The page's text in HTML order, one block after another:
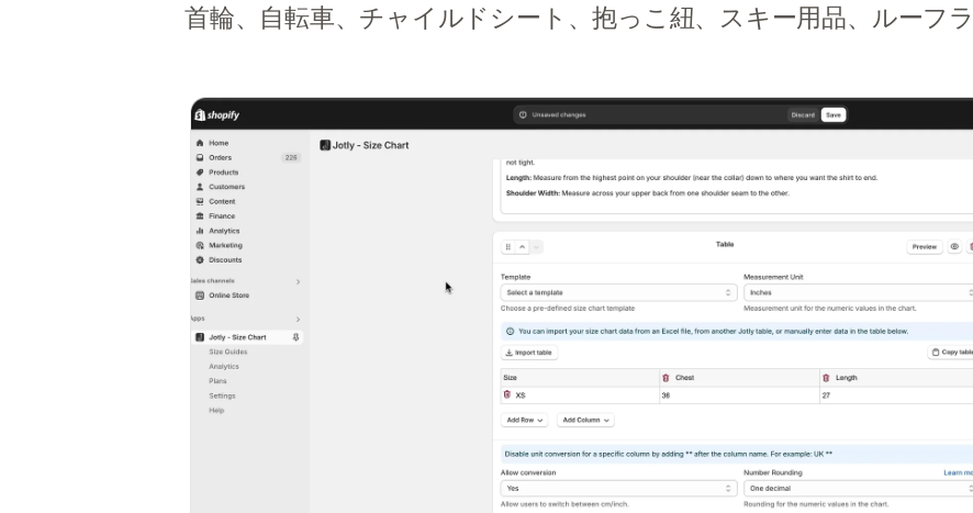
首輪、自転車、チャイルドシート、抱っこ紐、スキー用品、ルーフ